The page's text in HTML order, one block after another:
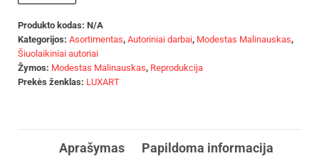
Produkto kodas: N/A
Kategorijos: Asortimentas, Autoriniai darbai, Modestas Malinauskas,
Šiuolaikiniai autoriai
Žymos: Modestas Malinauskas, Reprodukcija
Prekės ženklas: LUXART
Aprašymas Papildoma informacija